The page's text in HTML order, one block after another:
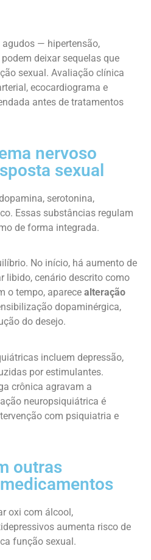
— hipertensão,
deixar sequelas que
sexual. Avaliação clínica
ecocardiograma e
antes de tratamentos
nervoso
sexual
serotonina,
Essas substâncias regulam
de forma integrada.
No início, há aumento de
libido, cenário descrito como
o tempo, aparece alteração
dopaminérgica,
do desejo.
incluem depressão,
por estimulantes.
crônica agravam a
neuropsiquiátrica é
com psiquiatria e
outras
oxi com álcool,
aumenta risco de
função sexual.